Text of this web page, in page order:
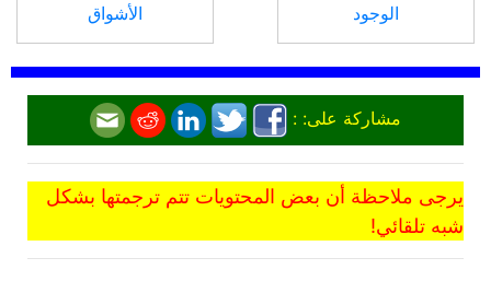
الوجود
الأشواق
مشاركة على: :
يرجى ملاحظة أن بعض المحتويات تتم ترجمتها بشكل
شبه تلقائي!